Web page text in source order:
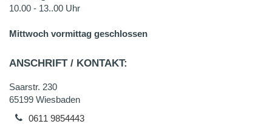
10.00 - 13..00 Uhr
Mittwoch vormittag geschlossen
ANSCHRIFT / KONTAKT:
Saarstr. 230
65199 Wiesbaden
0611 9854443